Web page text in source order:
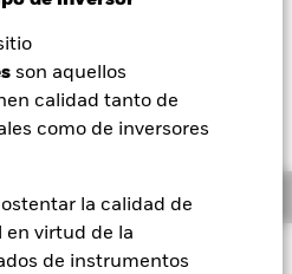
son aquellos
calidad tanto de
como de inversores
la calidad de
en virtud de la
de instrumentos